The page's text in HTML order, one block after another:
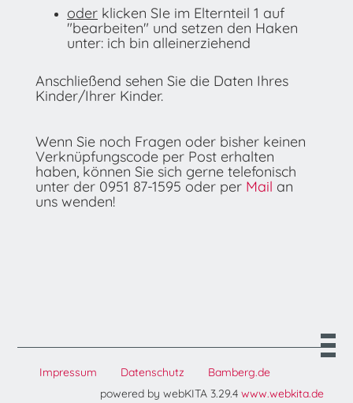
oder klicken SIe im Elternteil 1 auf
"bearbeiten" und setzen den Haken
unter: ich bin alleinerziehend
Anschließend sehen Sie die Daten Ihres
Kinder/Ihrer Kinder.
Wenn Sie noch Fragen oder bisher keinen
Verknüpfungscode per Post erhalten
haben, können Sie sich gerne telefonisch
unter der 0951 87-1595 oder per Mail an
uns wenden!
Impressum Datenschutz
Bamberg.de
powered by webKITA 3.29.4 www.webkita.de